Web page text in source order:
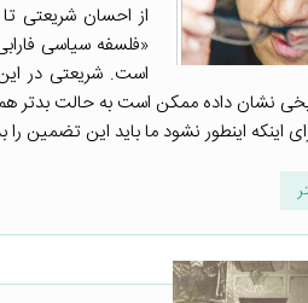
از احسان شریعتی
«فلسفه سیاسی
است. شریعتی در
نشان داده ممکن است به حالت بدتر هم
اینکه اینطور نشود ما باید این تضمین را